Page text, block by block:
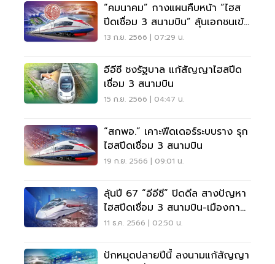
“คมนาคม” กางแผนคืบหน้า “ไฮส
ปีดเชื่อม 3 สนามบิน” ลุ้นเอกชนเข้า
พื้นที่ ม.ค.67
13 ก.ย. 2566 | 07:29 น.
อีอีซี ชงรัฐบาล แก้สัญญาไฮสปีด
เชื่อม 3 สนามบิน
15 ก.ย. 2566 | 04:47 น.
“สกพอ.” เคาะฟีดเดอร์ระบบราง รุก
ไฮสปีดเชื่อม 3 สนามบิน
19 ก.ย. 2566 | 09:01 น.
ลุ้นปี 67 “อีอีซี” ปิดดีล สางปัญหา
ไฮสปีดเชื่อม 3 สนามบิน-เมืองกา
รบินฯ
11 ธ.ค. 2566 | 02:50 น.
ปักหมุดปลายปีนี้ ลงนามแก้สัญญา